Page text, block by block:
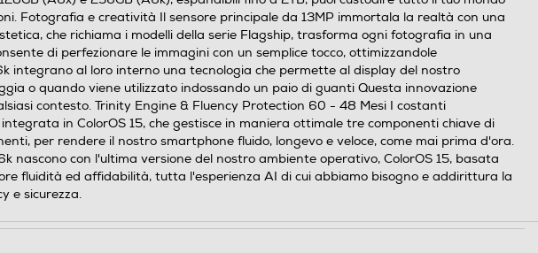
128
4096
DDR4
2000
Micro SD
Fotografia e creatività Il sensore principale da 13MP immortala la realtà con una
che richiama i modelli della serie Flagship, trasforma ogni fotografia in una
di perfezionare le immagini con un semplice tocco, ottimizzandole
integrano al loro interno una tecnologia che permette al display del nostro
o quando viene utilizzato indossando un paio di guanti Questa innovazione
contesto. Trinity Engine & Fluency Protection 60 - 48 Mesi I costanti
in ColorOS 15, che gestisce in maniera ottimale tre componenti chiave di
per rendere il nostro smartphone fluido, longevo e veloce, come mai prima d'ora.
nascono con l'ultima versione del nostro ambiente operativo, ColorOS 15, basata
fluidità ed affidabilità, tutta l'esperienza AI di cui abbiamo bisogno e addirittura la
e sicurezza.